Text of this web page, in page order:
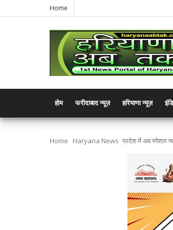
Home
होम फरीदाबाद न्यूज़ हरियाणा न्यूज़
Home Haryana News प्रदेश में अब स्पेशल